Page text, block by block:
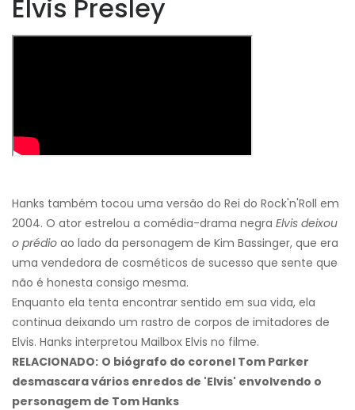
Elvis Presley
Hanks também tocou uma versão do Rei do Rock'n'Roll em
2004. O ator estrelou a comédia-drama negra Elvis deixou
o prédio ao lado da personagem de Kim Bassinger, que era
uma vendedora de cosméticos de sucesso que sente que
não é honesta consigo mesma.
Enquanto ela tenta encontrar sentido em sua vida, ela
continua deixando um rastro de corpos de imitadores de
Elvis. Hanks interpretou Mailbox Elvis no filme.
RELACIONADO: O biógrafo do coronel Tom Parker
desmascara vários enredos de 'Elvis' envolvendo o
personagem de Tom Hanks